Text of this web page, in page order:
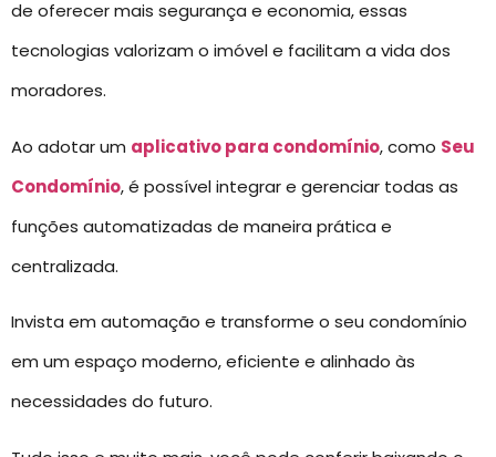
de oferecer mais segurança e economia, essas
tecnologias valorizam o imóvel e facilitam a vida dos
moradores.
Ao adotar um aplicativo para condomínio, como Seu
Condomínio, é possível integrar e gerenciar todas as
funções automatizadas de maneira prática e
centralizada.
Invista em automação e transforme o seu condomínio
em um espaço moderno, eficiente e alinhado às
necessidades do futuro.